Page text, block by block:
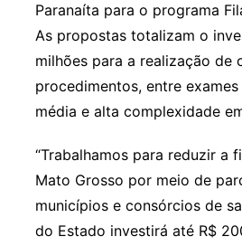
Paranaíta para o programa
As propostas totalizam o
milhões para a realização de
procedimentos, entre
média e alta complexidade
“Trabalhamos para reduzir a
Mato Grosso por meio de
municípios e consórcios de
do Estado investirá até R$